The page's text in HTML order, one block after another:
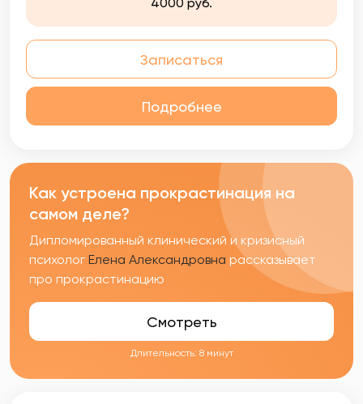
Записаться
Подробнее
Как устроена прокрастинация на
самом деле?
Дипломированный клинический и кризисный
психолог Елена Александровна рассказывает
про прокрастинацию
Смотреть
Длительность: 8 минут